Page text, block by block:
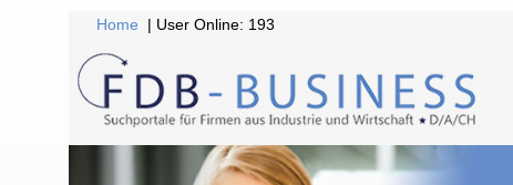
Home | User Online: 193